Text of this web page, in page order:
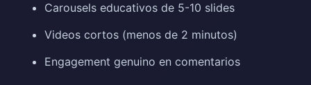
Carousels educativos de 5-10 slides
Videos cortos (menos de 2 minutos)
Engagement genuino en comentarios